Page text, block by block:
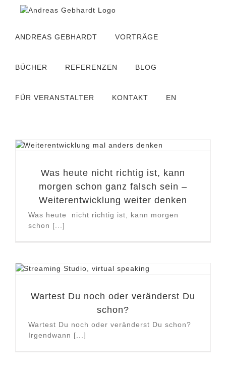
ANDREAS GEBHARDT
VORTRÄGE
BÜCHER REFERENZEN BLOG
FÜR VERANSTALTER KONTAKT EN
Was heute nicht richtig ist, kann
morgen schon ganz falsch sein –
Weiterentwicklung weiter denken
Was heute nicht richtig ist, kann morgen
schon [...]
Wartest Du noch oder veränderst Du
schon?
Wartest Du noch oder veränderst Du schon?
Irgendwann [...]